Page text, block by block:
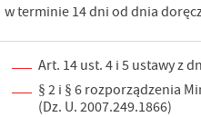
w terminie 14 dni od dnia
Art. 14 ust. 4 i 5 ustawy z
§ 2 i § 6 rozporządzenia
(Dz. U. 2007.249.1866)